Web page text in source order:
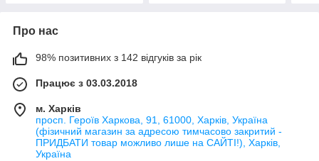
Про нас
98% позитивних з 142 відгуків за рік
Працює з 03.03.2018
м. Харків
просп. Героїв Харкова, 91, 61000, Харків, Україна
(фізичний магазин за адресою тимчасово закритий -
ПРИДБАТИ товар можливо лише на САЙТІ!), Харків,
Україна